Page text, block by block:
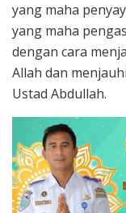
yang maha
yang maha
dengan cara
Allah dan
Ustad Abdullah.